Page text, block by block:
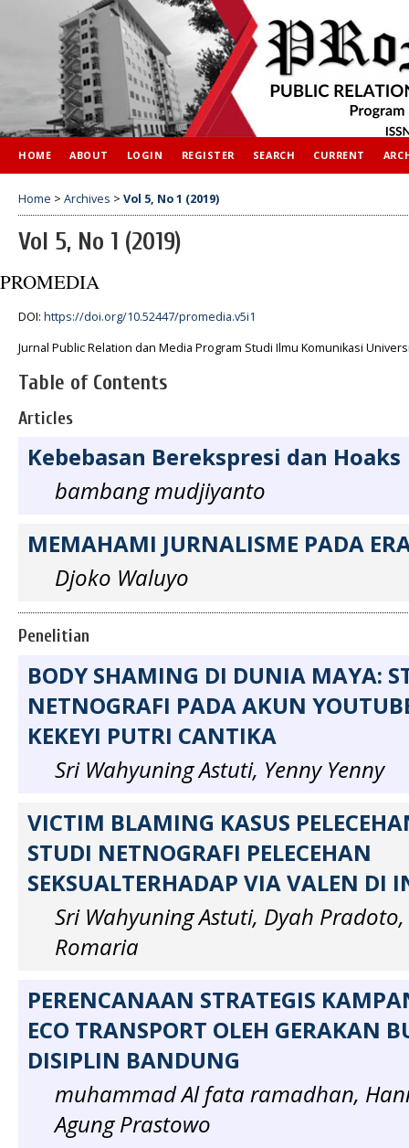
HOME ABOUT LOGIN REGISTER SEARCH CURRENT
Home > Archives > Vol 5, No 1 (2019)
Vol 5, No 1 (2019)
PROMEDIA
DOI: https://doi.org/10.52447/promedia.v5i1
Jurnal Public Relation dan Media Program Studi Ilmu Komunikasi
Table of Contents
Articles
Kebebasan Berekspresi dan Hoaks
bambang mudjiyanto
MEMAHAMI JURNALISME PADA
Djoko Waluyo
Penelitian
BODY SHAMING DI DUNIA MAYA:
NETNOGRAFI PADA AKUN
KEKEYI PUTRI CANTIKA
Sri Wahyuning Astuti, Yenny Yenny
VICTIM BLAMING KASUS
STUDI NETNOGRAFI PELECEHAN
SEKSUALTERHADAP VIA VALEN DI
Sri Wahyuning Astuti, Dyah
Romaria
PERENCANAAN STRATEGIS
ECO TRANSPORT OLEH GERAKAN
DISIPLIN BANDUNG
muhammad Al fata ramadhan,
Agung Prastowo